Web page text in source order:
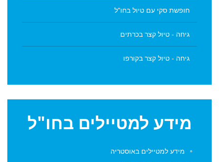
חופשת סקי עם טיול בחו"ל
גיחה - טיול קצר בכרתים
גיחה - טיול קצר בקורפו
מידע למטיילים בחו"ל
מידע למטיילים באוסטריה